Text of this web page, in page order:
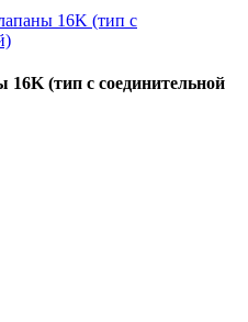
(тип с соединительной